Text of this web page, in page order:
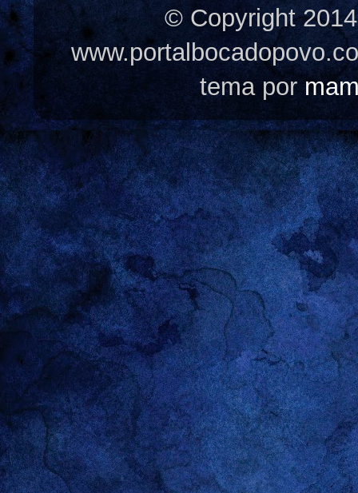
© Copyright
tema por